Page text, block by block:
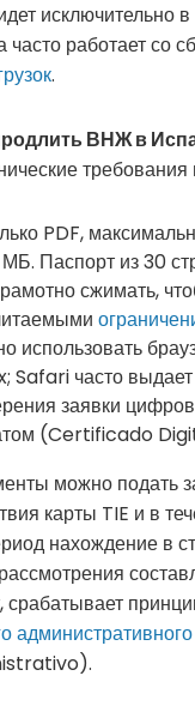
исключительно
работает со
.
ВНЖ в
PDF,
Паспорт из 30
сжимать,
использовать
Safari часто
заявки
(Certificado
можно подать
карты TIE и в
нахождение в
срабатывает